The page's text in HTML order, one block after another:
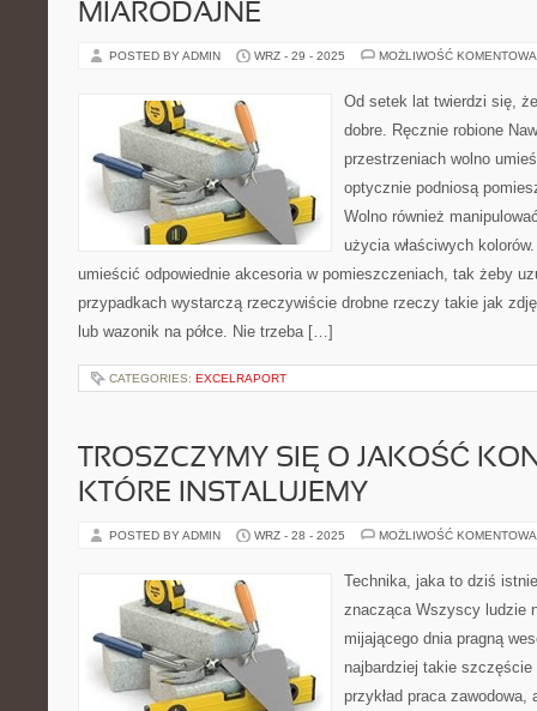
MIARODAJNE
POSTED BY ADMIN WRZ - 29 - 2025 MOŻLIWOŚĆ
Od setek lat twierdzi się,
dobre. Ręcznie robione
przestrzeniach wolno
optycznie podniosą
Wolno również
użycia właściwych
umieścić odpowiednie akcesoria w pomieszczeniach, tak żeby
przypadkach wystarczą rzeczywiście drobne rzeczy takie jak
lub wazonik na półce. Nie trzeba […]
CATEGORIES: EXCELRAPORT
TROSZCZYMY SIĘ O JAKOŚĆ
KTÓRE INSTALUJEMY
POSTED BY ADMIN WRZ - 28 - 2025 MOŻLIWOŚĆ
Technika, jaka to dziś
znacząca Wszyscy ludzie
mijającego dnia pragną
najbardziej takie
przykład praca zawodowa,